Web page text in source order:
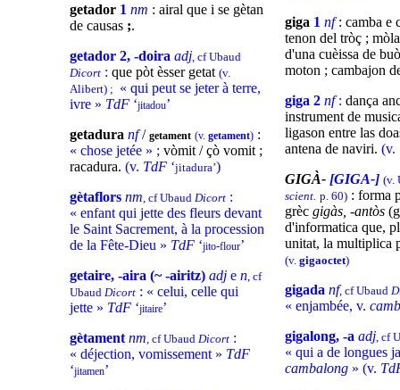
getador 1 nm : airal que i se gètan
de causas ;.
getador 2, -doira adj, cf Ubaud
Dicort : que pòt èsser getat (v.
Alibert) ; « qui peut se jeter à terre,
ivre » TdF ‘jitadou’
getadura nf/ getament (v. getament) :
« chose jetée » ; vòmit / çò vomit ;
racadura. (v. TdF ‘jitadura’)
gètaflors nm, cf Ubaud Dicort :
« enfant qui jette des fleurs devant
le Saint Sacrement, à la procession
de la Fête-Dieu » TdF ‘jito-flour’
getaire, -aira (~ -airitz) adj e n, cf
Ubaud Dicort : « celui, celle qui
jette » TdF ‘jitaire’
gètament nm, cf Ubaud Dicort :
« déjection, vomissement » TdF
‘jitamen’
giga 1 nf: camba e
tenon del tròç ;
d'una cuèissa de
moton ; cambajon
giga 2 nf: dança
instrument de
ligason entre las
antena de naviri. (v.
GIGÀ- [GIGA-] (v.
scient. p. 60) : forma
grèc gigàs, -antòs
d'informatica que,
unitat, la multiplica
(v. gigaoctet)
gigada nf, cf Ubaud
« enjambée, v.
gigalong, -a adj, cf
« qui a de longues
cambalong » (v.